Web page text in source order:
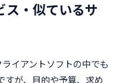
ス・似ているサ
イアントソフトの中でも
すが、目的や予算、求め